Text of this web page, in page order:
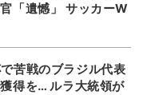
「遺憾」 サッカーW
苦戦のブラジル代表
得を… ルラ大統領が